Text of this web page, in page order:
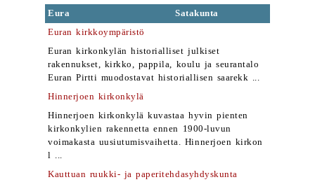
Eura
Satakunta
Euran kirkkoympäristö
Euran kirkonkylän historialliset julkiset
rakennukset, kirkko, pappila, koulu ja seurantalo
Euran Pirtti muodostavat historiallisen saarekk ...
Hinnerjoen kirkonkylä
Hinnerjoen kirkonkylä kuvastaa hyvin pienten
kirkonkylien rakennetta ennen 1900-luvun
voimakasta uusiutumisvaihetta. Hinnerjoen kirkon
l ...
Kauttuan ruukki- ja paperitehdasyhdyskunta